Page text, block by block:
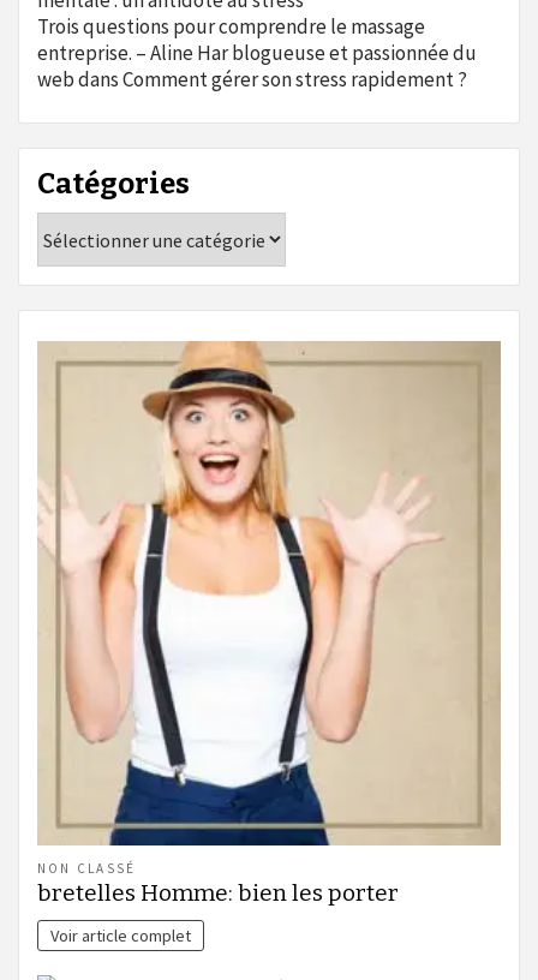
Trois questions pour comprendre le massage
entreprise. – Aline Har blogueuse et passionnée du
webdansComment gérer son stress rapidement ?
Catégories
NON CLASSÉ
bretelles Homme: bien les porter
Voir article complet